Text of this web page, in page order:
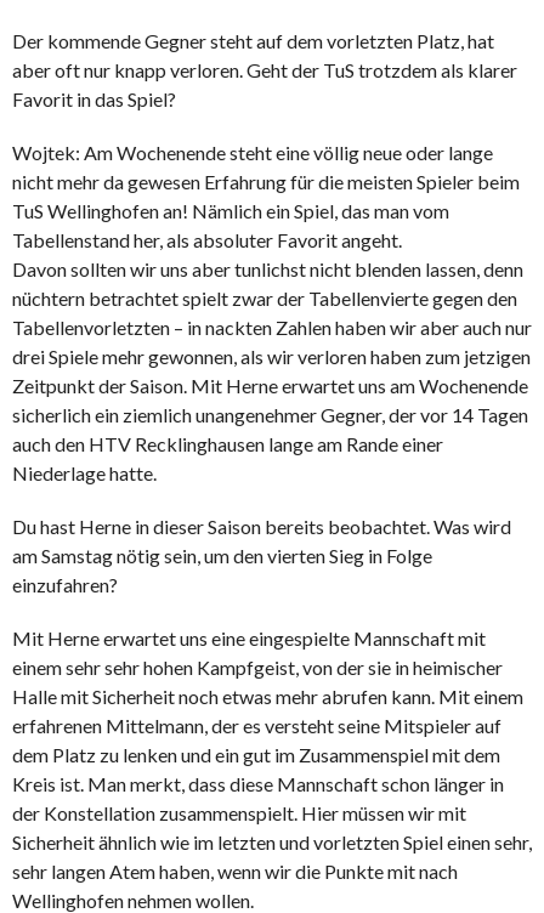
Der kommende Gegner steht auf dem vorletzten Platz, hat
aber oft nur knapp verloren. Geht der TuS trotzdem als klarer
Favorit in das Spiel?
Wojtek: Am Wochenende steht eine völlig neue oder lange
nicht mehr da gewesen Erfahrung für die meisten Spieler beim
TuS Wellinghofen an! Nämlich ein Spiel, das man vom
Tabellenstand her, als absoluter Favorit angeht.
Davon sollten wir uns aber tunlichst nicht blenden lassen, denn
nüchtern betrachtet spielt zwar der Tabellenvierte gegen den
Tabellenvorletzten – in nackten Zahlen haben wir aber auch nur
drei Spiele mehr gewonnen, als wir verloren haben zum jetzigen
Zeitpunkt der Saison. Mit Herne erwartet uns am Wochenende
sicherlich ein ziemlich unangenehmer Gegner, der vor 14 Tagen
auch den HTV Recklinghausen lange am Rande einer
Niederlage hatte.
Du hast Herne in dieser Saison bereits beobachtet. Was wird
am Samstag nötig sein, um den vierten Sieg in Folge
einzufahren?
Mit Herne erwartet uns eine eingespielte Mannschaft mit
einem sehr sehr hohen Kampfgeist, von der sie in heimischer
Halle mit Sicherheit noch etwas mehr abrufen kann. Mit einem
erfahrenen Mittelmann, der es versteht seine Mitspieler auf
dem Platz zu lenken und ein gut im Zusammenspiel mit dem
Kreis ist. Man merkt, dass diese Mannschaft schon länger in
der Konstellation zusammenspielt. Hier müssen wir mit
Sicherheit ähnlich wie im letzten und vorletzten Spiel einen sehr,
sehr langen Atem haben, wenn wir die Punkte mit nach
Wellinghofen nehmen wollen.